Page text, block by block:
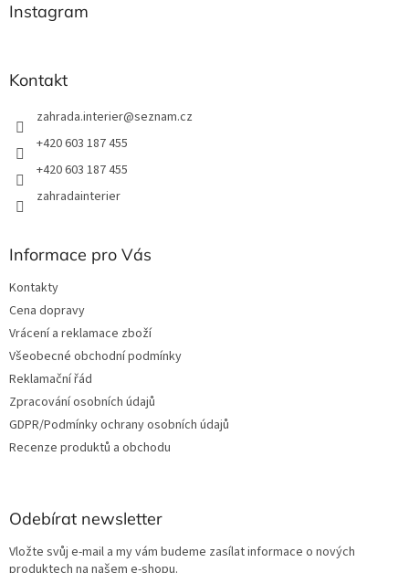
Instagram
Kontakt
zahrada.interier@seznam.cz
+420 603 187 455
+420 603 187 455
zahradainterier
Informace pro Vás
Kontakty
Cena dopravy
Vrácení a reklamace zboží
Všeobecné obchodní podmínky
Reklamační řád
Zpracování osobních údajů
GDPR/Podmínky ochrany osobních údajů
Recenze produktů a obchodu
Odebírat newsletter
Vložte svůj e-mail a my vám budeme zasílat informace o nových